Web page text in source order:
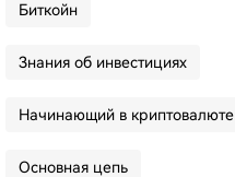
Биткойн
Знания об инвестициях
Начинающий в криптовалюте
Основная цепь